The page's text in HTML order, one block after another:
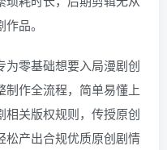
品。
为零基础想要入局漫剧创
制作全流程，简单易懂上
相关版权规则，传授原创
松产出合规优质原创剧情